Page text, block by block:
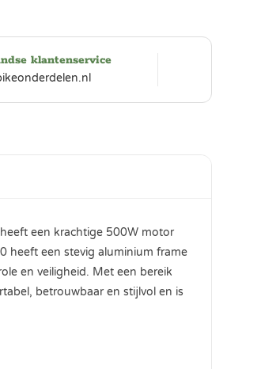
klantenservice
een krachtige 500W motor
heeft een stevig aluminium frame
en veiligheid. Met een bereik
betrouwbaar en stijlvol en is